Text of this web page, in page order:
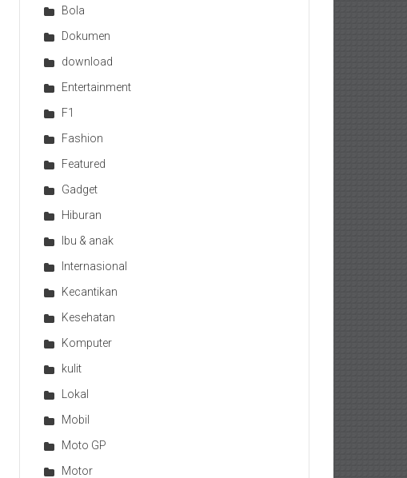
Bola
Dokumen
download
Entertainment
F1
Fashion
Featured
Gadget
Hiburan
Ibu & anak
Internasional
Kecantikan
Kesehatan
Komputer
kulit
Lokal
Mobil
Moto GP
Motor